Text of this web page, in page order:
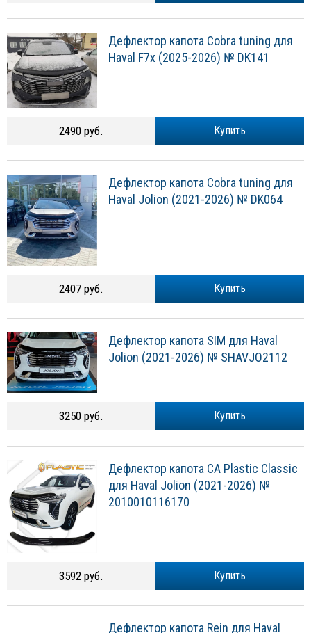
Дефлектор капота Cobra tuning для
Haval F7x (2025-2026) № DK141
Купить
2490 руб.
Дефлектор капота Cobra tuning для
Haval Jolion (2021-2026) № DK064
Купить
2407 руб.
Дефлектор капота SIM для Haval
Jolion (2021-2026) № SHAVJO2112
Купить
3250 руб.
Дефлектор капота CA Plastic Classic
для Haval Jolion (2021-2026) №
2010010116170
Купить
3592 руб.
Дефлектор капота Rein для Haval